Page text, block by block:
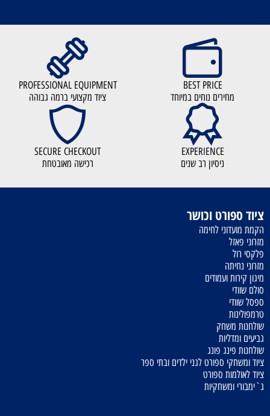
BEST PRICE
מחירים נוחים במיוחד
PROFESSIONAL EQUIPMENT
ציוד מקצועי ברמה גבוהה
EXPERIENCE
ניסיון רב שנים
SECURE CHECKOUT
רכישה מאובטחת
ציוד ספורט וכושר
הקמת מועדוני לחימה
מזרוני פאזל
פלקסי רול
מזרוני נחיתה
מיגון קירות ועמודים
סולם שוודי
ספסל שוודי
טרמפולינות
שולחנות משחק
גביעים ומדליות
שולחנות פינג פונג
ציוד ומשחקי ספורט לגני ילדים ובתי ספר
ציוד לאולמות ספורט
ג`ימבורי ומשחקיות